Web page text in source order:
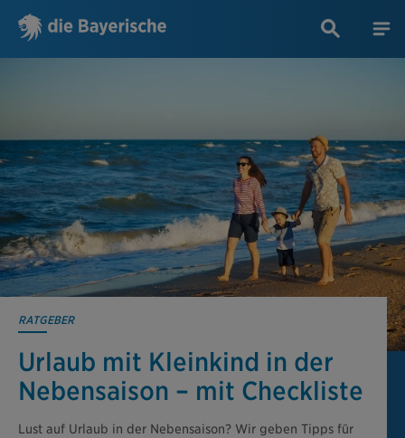
RATGEBER
Urlaub mit Kleinkind in der
Nebensaison – mit Checkliste
Lust auf Urlaub in der Nebensaison? Wir geben Tipps für